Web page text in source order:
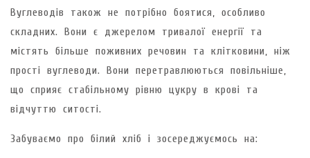
Вуглеводів також не потрібно боятися, особливо
складних. Вони є джерелом тривалої енергії та
містять більше поживних речовин та клітковини, ніж
прості вуглеводи. Вони перетравлюються повільніше,
що сприяє стабільному рівню цукру в крові та
відчуттю ситості.
Забуваємо про білий хліб і зосереджуємось на: